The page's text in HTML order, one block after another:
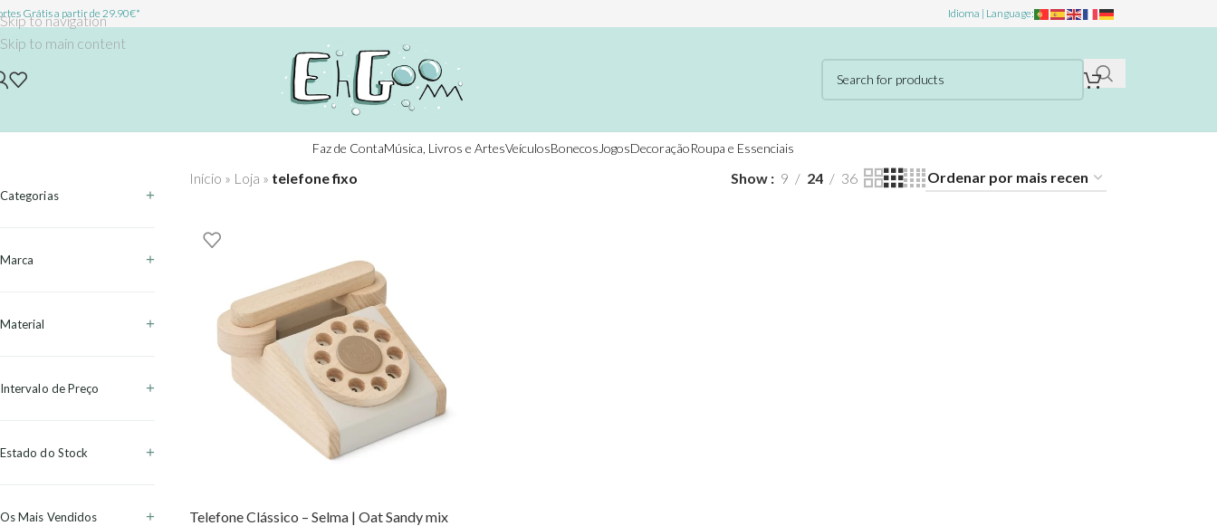
Skip to navigation
Skip to main content
Grátis a partir de 29.90€* Idioma | Language:
Faz de ContaMúsica, Livros e ArtesVeículosBonecos JogosDecoraçãoRoupa e Essenciais
Categorias
Marca
Material
Intervalo de Preço
Estado do Stock
Os Mais Vendidos
Início » Loja » telefone fixo Show 9 24 36
Telefone Clássico – Selma | Oat Sandy mix